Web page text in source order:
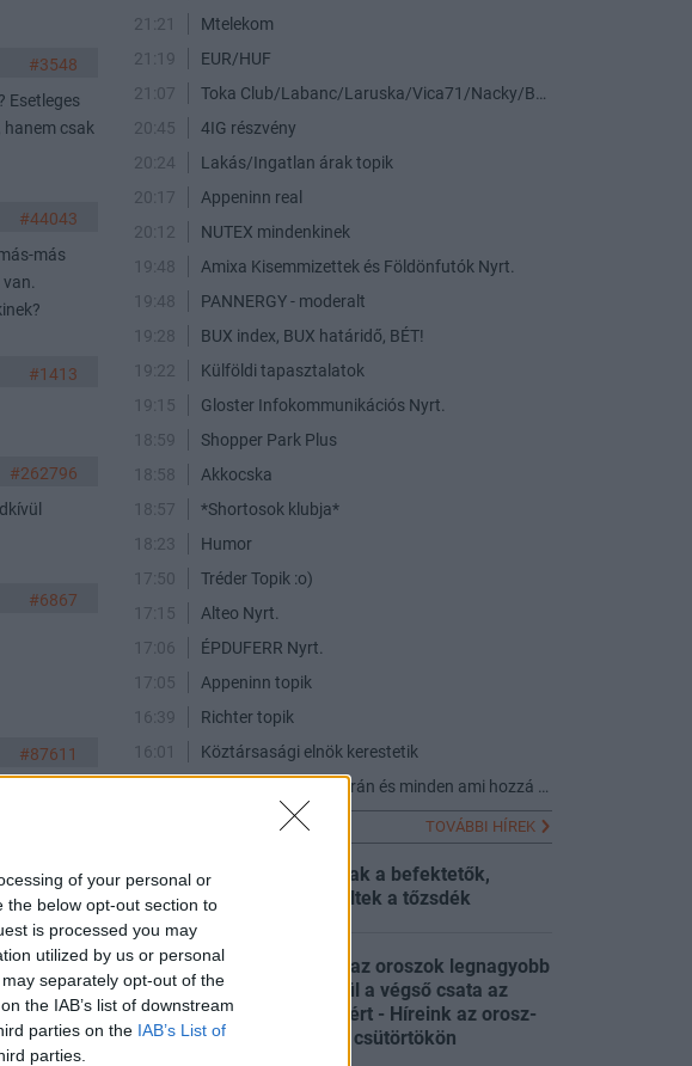
of your personal or
the below opt-out section to
is processed you may
utilized by us or personal
separately opt-out of the
the IAB’s list of downstream
parties on the IAB’s List of
parties.
#3548
Esetleges
hanem csak
#44043
más
#1413
#262796
#6867
#87611
két
jó, profi
#85419
hogy
hogy az
21:21
Mtelekom
21:19
EUR/HUF
21:07
20:45
4IG részvény
20:24
Lakás/Ingatlan árak topik
20:17
Appeninn real
20:12
NUTEX mindenkinek
19:48
Amixa Kisemmizettek és Földönfutók Nyrt.
19:48
PANNERGY - moderalt
19:28
BUX index, BUX határidő, BÉT!
19:22
Külföldi tapasztalatok
19:15
Gloster Infokommunikációs Nyrt.
18:59
Shopper Park Plus
18:58
Akkocska
18:57
*Shortosok klubja*
18:23
Humor
17:50
Tréder Topik :o)
17:15
Alteo Nyrt.
17:06
ÉPDUFERR Nyrt.
17:05
Appeninn topik
16:39
Richter topik
16:01
Köztársasági elnök kerestetik
TOVÁBBI HÍREK
22:06
Elbizonytalanodtak a befektetők,
nyomás alá kerültek a tőzsdék
21:51
Két napja lángol az oroszok legnagyobb
finomítója, készül a végső csata az
ukrán erődvárosért - Híreink az orosz-
ukrán háborúból csütörtökön